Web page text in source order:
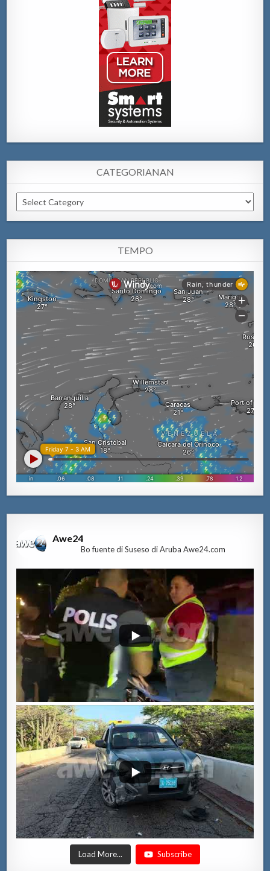
CATEGORIANAN
Categorianan
TEMPO
Awe24
Bo fuente di Suseso di Aruba Awe24.com
Load More... Subscribe